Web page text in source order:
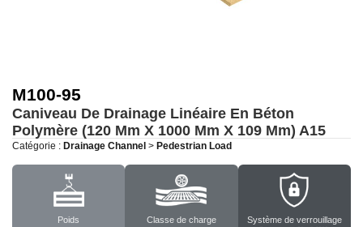
M100-95
Caniveau De Drainage Linéaire En Béton
Polymère (120 Mm X 1000 Mm X 109 Mm) A15
Catégorie : Drainage Channel > Pedestrian Load
Poids Classe de charge Système de verrouillage